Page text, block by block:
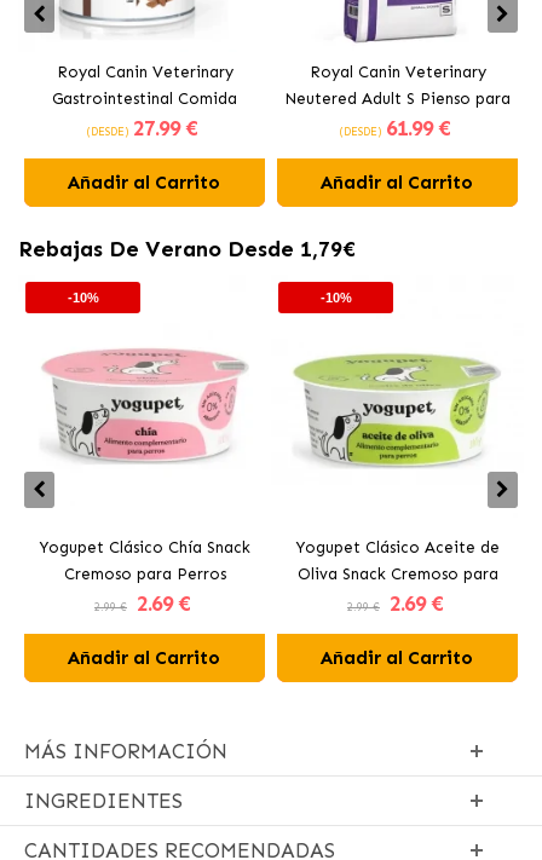
Royal Canin Veterinary
Gastrointestinal Comida
Húmeda para Perros en Paté
(DESDE) 27.99 €
Añadir al Carrito
Royal Canin Veterinary
Neutered Adult S Pienso para
Perros Pequeños Esterilizados
(DESDE) 61.99 €
Añadir al Carrito
Rebajas De Verano Desde 1,79€
-10%
Yogupet Clásico Chía Snack
Cremoso para Perros
2.99 € 2.69 €
Añadir al Carrito
-10%
Yogupet Clásico Aceite de
Oliva Snack Cremoso para
Perros
2.99 € 2.69 €
Añadir al Carrito
MÁS INFORMACIÓN
INGREDIENTES
CANTIDADES RECOMENDADAS